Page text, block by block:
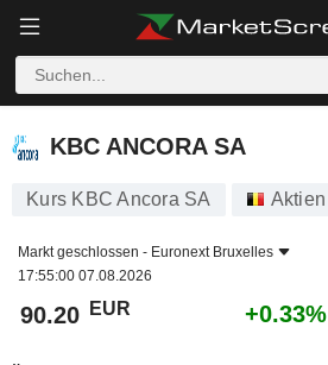
KBC ANCORA SA
KBC ANCORA SA
Kurs KBC Ancora SA Aktien
Markt geschlossen - Euronext Bruxelles
17:55:00 07.08.2026
90.20 EUR +0.33%